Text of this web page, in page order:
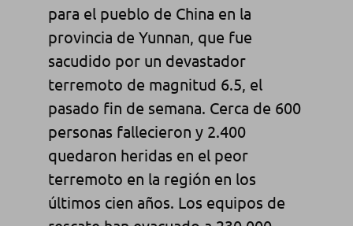
para el pueblo de China en la
provincia de Yunnan, que fue
sacudido por un devastador
terremoto de magnitud 6.5, el
pasado fin de semana. Cerca de 600
personas fallecieron y 2.400
quedaron heridas en el peor
terremoto en la región en los
últimos cien años. Los equipos de